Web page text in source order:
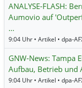
ANALYSE-FLASH:
Aumovio auf
…
9:04 Uhr • Artikel • dpa-
GNW-News: Tampa
Aufbau, Betrieb und
9:04 Uhr • Artikel • dpa-